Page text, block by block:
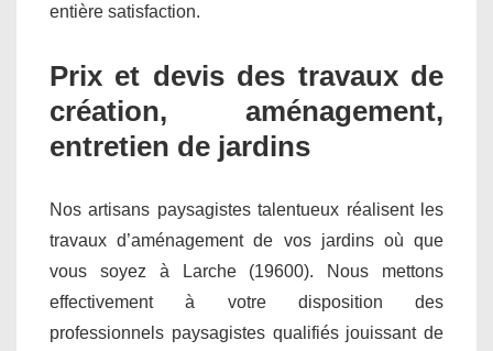
entière satisfaction.
Prix et devis des travaux de
création, aménagement,
entretien de jardins
Nos artisans paysagistes talentueux réalisent les
travaux d’aménagement de vos jardins où que
vous soyez à Larche (19600). Nous mettons
effectivement à votre disposition des
professionnels paysagistes qualifiés jouissant de